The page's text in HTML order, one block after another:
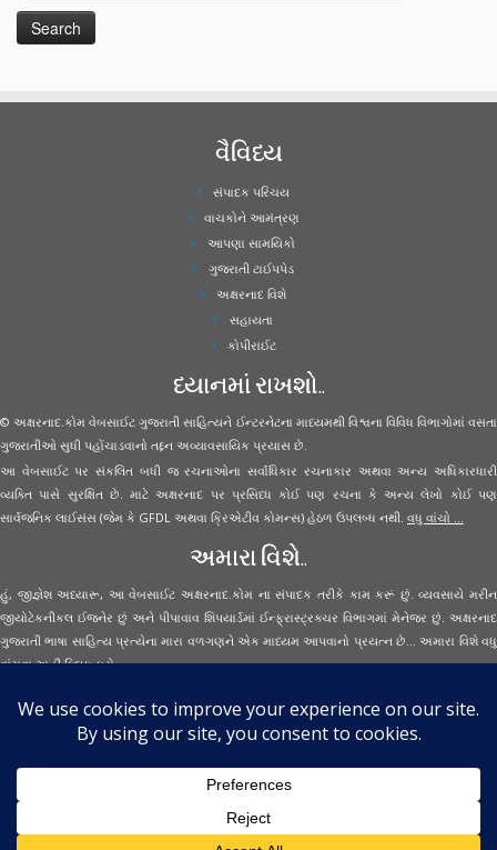
વૈવિધ્ય
સંપાદક પરિચય
વાચકોને આમંત્રણ
આપણા સામયિકો
ગુજરાતી ટાઈપપેડ
અક્ષરનાદ વિશે
સહાયતા
કોપીરાઈટ
ધ્યાનમાં રાખશો..
© અક્ષરનાદ.કોમ વેબસાઈટ ગુજરાતી સાહિત્યને ઈન્ટરનેટના માધ્યમથી વિશ્વના વિવિધ વિભાગોમાં વસતા
ગુજરાતીઓ સુધી પહોંચાડવાનો તદ્દન અવ્યાવસાયિક પ્રયાસ છે.
આ વેબસાઈટ પર સંકલિત બધી જ રચનાઓના સર્વાધિકાર રચનાકાર અથવા અન્ય અધિકારધારી
વ્યક્તિ પાસે સુરક્ષિત છે. માટે અક્ષરનાદ પર પ્રસિધ્ધ કોઈ પણ રચના કે અન્ય લેખો કોઈ પણ
સાર્વજનિક લાઈસંસ (જેમ કે GFDL અથવા ક્રિએટીવ કોમન્સ) હેઠળ ઉપલબ્ધ નથી. વધુ વાંચો ...
અમારા વિશે..
હું, જીજ્ઞેશ અધ્યારૂ, આ વેબસાઈટ અક્ષરનાદ.કોમ ના સંપાદક તરીકે કામ કરૂં છું. વ્યવસાયે મરીન
જીયોટેકનીકલ ઈજનેર છું અને પીપાવાવ શિપયાર્ડમાં ઈન્ફ્રાસ્ટ્રક્ચર વિભાગમાં મેનેજર છું. અક્ષરનાદ
ગુજરાતી ભાષા સાહિત્ય પ્રત્યેના મારા વળગણને એક માધ્યમ આપવાનો પ્રયત્ન છે... અમારા વિશે વધુ
વાંચવાઅહીં ક્લિક કરો...
Secured Site Assurance
Aksharnaad.com
By Jignesh Adhyaru ·
· All Rights Reserved ·